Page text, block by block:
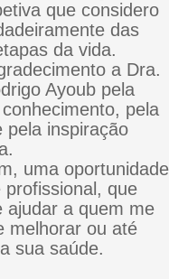
que considero
das
da vida.
a Dra.
Ayoub pela
pela
pela inspiração
uma oportunidade
que
ajudar a quem me
melhorar ou até
sua saúde.